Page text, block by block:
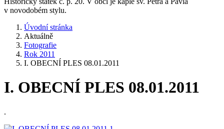
v novodobém stylu.
Úvodní stránka
Aktuálně
Fotografie
Rok 2011
I. OBECNÍ PLES 08.01.2011
I. OBECNÍ PLES 08.01.2011
.